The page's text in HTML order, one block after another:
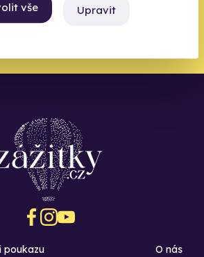
vše Upravit
u toho
poukazu
O nás